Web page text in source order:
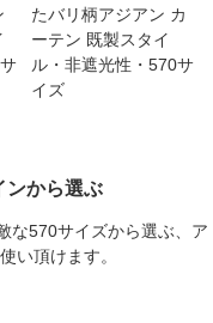
たバリ柄アジアン カ
ーテン 既製スタイ
ル・非遮光性・570サ
イズ
ンから選ぶ
な570サイズから選ぶ、ア
い頂けます。